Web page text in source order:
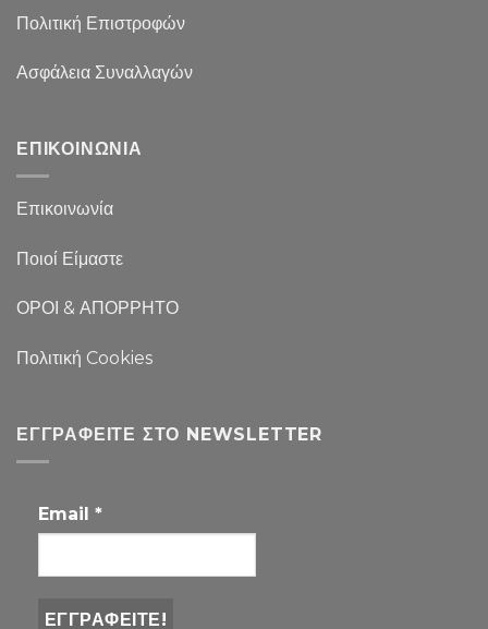
Πολιτική Επιστροφών
Ασφάλεια Συναλλαγών
ΕΠΙΚΟΙΝΩΝΙΑ
Επικοινωνία
Ποιοί Είμαστε
ΟΡΟΙ & ΑΠΟΡΡΗΤΟ
Πολιτική Cookies
ΕΓΓΡΑΦΕΊΤΕ ΣΤΟ NEWSLETTER
Email *